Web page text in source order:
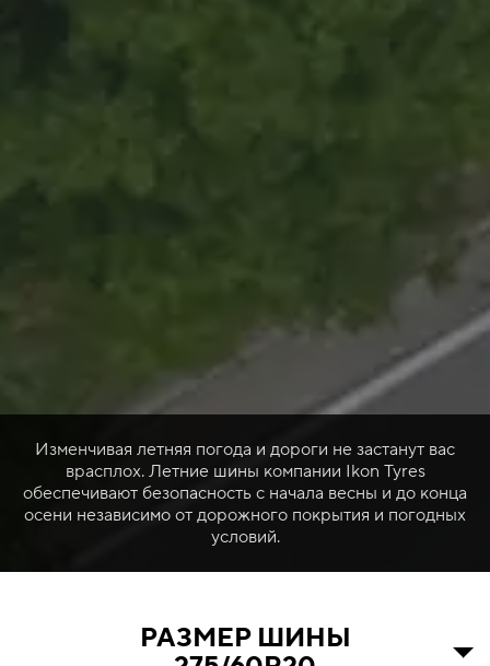
Изменчивая летняя погода и дороги не застанут вас
врасплох. Летние шины компании Ikon Tyres
обеспечивают безопасность с начала весны и до конца
осени независимо от дорожного покрытия и погодных
условий.
РАЗМЕР ШИНЫ